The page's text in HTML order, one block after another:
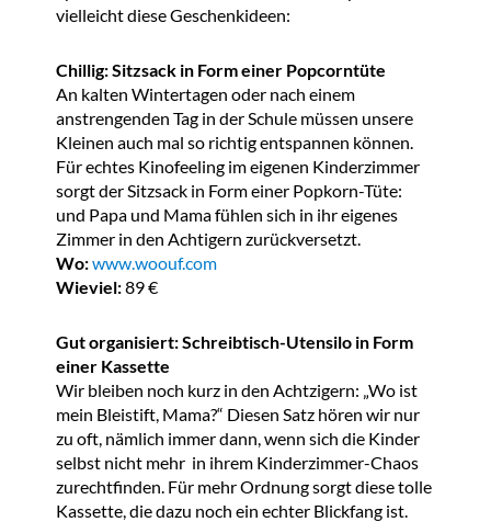
vielleicht diese Geschenkideen:
Chillig: Sitzsack in Form einer Popcorntüte
An kalten Wintertagen oder nach einem
anstrengenden Tag in der Schule müssen unsere
Kleinen auch mal so richtig entspannen können.
Für echtes Kinofeeling im eigenen Kinderzimmer
sorgt der Sitzsack in Form einer Popkorn-Tüte:
und Papa und Mama fühlen sich in ihr eigenes
Zimmer in den Achtigern zurückversetzt.
Wo:www.woouf.com
Wieviel:89 €
Gut organisiert: Schreibtisch-Utensilo in Form
einer Kassette
Wir bleiben noch kurz in den Achtzigern: „Wo ist
mein Bleistift, Mama?“ Diesen Satz hören wir nur
zu oft, nämlich immer dann, wenn sich die Kinder
selbst nicht mehr in ihrem Kinderzimmer-Chaos
zurechtfinden. Für mehr Ordnung sorgt diese tolle
Kassette, die dazu noch ein echter Blickfang ist.